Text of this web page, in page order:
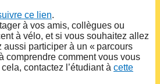
ce lien.
à vos amis, collègues ou
à vélo, et si vous souhaitez allez
aussi participer à un « parcours
comprendre comment vous vous
contactez l’étudiant à cette